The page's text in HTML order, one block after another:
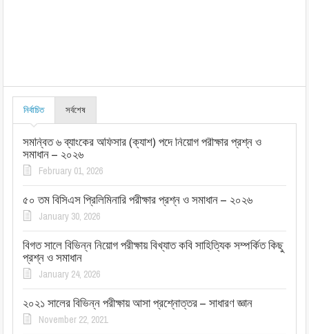
নির্বাচিত সর্বশেষ
সমন্বিত ৬ ব্যাংকের অফিসার (ক্যাশ) পদে নিয়োগ পরীক্ষার প্রশ্ন ও
সমাধান – ২০২৬
February 01, 2026
৫০ তম বিসিএস প্রিলিমিনারি পরীক্ষার প্রশ্ন ও সমাধান – ২০২৬
January 30, 2026
বিগত সালে বিভিন্ন নিয়োগ পরীক্ষায় বিখ্যাত কবি সাহিত্যিক সম্পর্কিত কিছু
প্রশ্ন ও সমাধান
January 24, 2026
২০২১ সালের বিভিন্ন পরীক্ষায় আসা প্রশ্নোত্তর – সাধারণ জ্ঞান
November 22, 2021